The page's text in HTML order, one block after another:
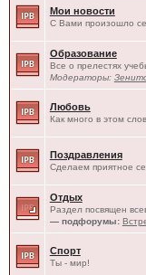
Мои новости
С Вами произошло
Образование
Все о прелестях
Модераторы:
Любовь
Как много в этом
Поздравления
Сделаем приятное
Отдых
Раздел посвящен
— подфорумы:
Спорт
Ты - мир!